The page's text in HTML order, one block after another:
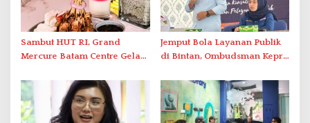
Sambut HUT RI, Grand
Mercure Batam Centre Gelar
Nusantara’
Jemput Bola Layanan Publik
di Bintan, Ombudsman Kepri
Solar Nelayan